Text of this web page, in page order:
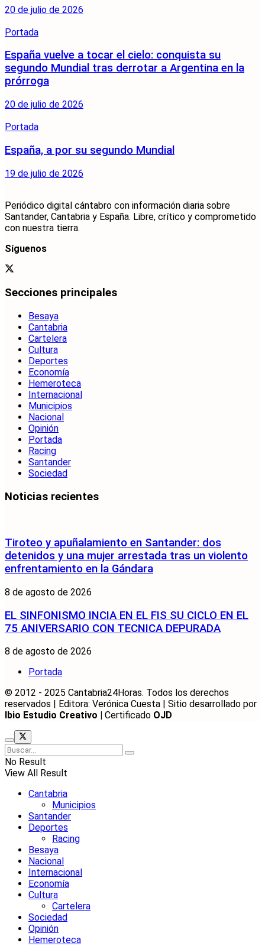
20 de julio de 2026
Portada
España vuelve a tocar el cielo: conquista su
segundo Mundial tras derrotar a Argentina en la
prórroga
20 de julio de 2026
Portada
España, a por su segundo Mundial
19 de julio de 2026
Periódico digital cántabro con información diaria sobre
Santander, Cantabria y España. Libre, crítico y comprometido
con nuestra tierra.
Síguenos
Secciones principales
Besaya
Cantabria
Cartelera
Cultura
Deportes
Economía
Hemeroteca
Internacional
Municipios
Nacional
Opinión
Portada
Racing
Santander
Sociedad
Noticias recientes
Tiroteo y apuñalamiento en Santander: dos
detenidos y una mujer arrestada tras un violento
enfrentamiento en la Gándara
8 de agosto de 2026
EL SINFONISMO INCIA EN EL FIS SU CICLO EN EL
75 ANIVERSARIO CON TECNICA DEPURADA
8 de agosto de 2026
Portada
© 2012 - 2025 Cantabria24Horas. Todos los derechos
reservados | Editora: Verónica Cuesta | Sitio desarrollado por
Ibio Estudio Creativo |
Certificado OJD
No Result
View All Result
Cantabria
Municipios
Santander
Deportes
Racing
Besaya
Nacional
Internacional
Economía
Cultura
Cartelera
Sociedad
Opinión
Hemeroteca